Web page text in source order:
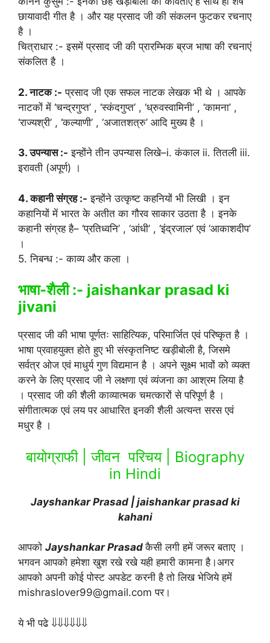
छायावादी गीत है । और यह प्रसाद जी की संकलन फुटकर रचनाए
है ।
चित्राधार :- इसमें प्रसाद जी की प्रारम्भिक ब्रज भाषा की रचनाएं
संकलित है ।
2. नाटक :- प्रसाद जी एक सफल नाटक लेखक भी थे । आपके
नाटकों में ‘चन्द्रगुप्त’ , ‘स्कंदगुप्त’ , ‘ध्रुवस्वामिनी’ , ‘कामना’ ,
‘राज्यश्री’ , ‘कल्याणी’ , ‘अजातशत्रु’ आदि मुख्य है ।
3. उपन्यास :- इन्होंने तीन उपन्यास लिखे–i. कंकाल ii. तितली iii.
इरावती (अपूर्ण) ।
4. कहानी संग्रह :- इन्होंने उत्कृष्ट कहनियों भी लिखी । इन
कहानियों में भारत के अतीत का गौरव साकार उठता है । इनके
कहानी संग्रह है– ‘प्रतिध्वनि’ , ‘आंधी’ , ‘इंद्रजाल’ एवं ‘आकाशदीप’
।
5. निबन्ध :- काव्य और कला ।
भाषा-शैली :- jaishankar prasad ki
jivani
प्रसाद जी की भाषा पूर्णतः साहित्यिक, परिमार्जित एवं परिष्कृत है ।
भाषा प्रवाहयुक्त होते हुए भी संस्कृतनिष्ट खड़ीबोली है, जिसमे
सर्वत्र ओज एवं माधुर्य गुण विद्यमान है । अपने सूक्ष्म भावों को व्यक्त
करने के लिए प्रसाद जी ने लक्षणा एवं व्यंजना का आश्रम लिया है
। प्रसाद जी की शैली काव्यात्मक चमत्कारों से परिपूर्ण है ।
संगीतात्मक एवं लय पर आधारित इनकी शैली अत्यन्त सरस एवं
मधुर है ।
बायोग्राफी | जीवन परिचय | Biography
in Hindi
Jayshankar Prasad | jaishankar prasad ki
kahani
आपको Jayshankar Prasad कैसी लगी हमें जरूर बताए ।
भगवन आपको हमेशा खुश रखे रखे यही हमारी कामना है।अगर
आपको अपनी कोई पोस्ट अपडेट करनी है तो लिख भेजिये हमें
mishraslover99@gmail.com पर।
ये भी पढे ⇓⇓⇓⇓⇓⇓